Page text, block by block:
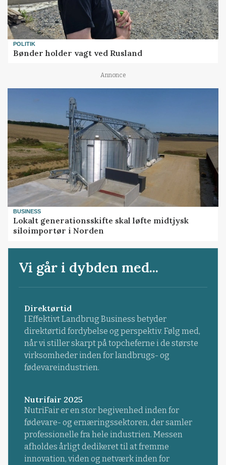
POLITIK
Bønder holder vagt ved Rusland
Annonce
BUSINESS
Lokalt generationsskifte skal løfte midtjysk
siloimportør i Norden
Vi går i dybden med...
Direktørtid
I Effektivt Landbrug Business betyder
direktørtid fordybelse og perspektiv. Følg med,
når vi stiller skarpt på topcheferne i de største
virksomheder inden for landbrugs- og
fødevareindustrien.
Nutrifair 2025
NutriFair er en stor begivenhed inden for
fødevare- og ernæringssektoren, der samler
professionelle fra hele industrien. Messen
afholdes årligt dedikeret til at fremme
innovation, viden og netværk inden for